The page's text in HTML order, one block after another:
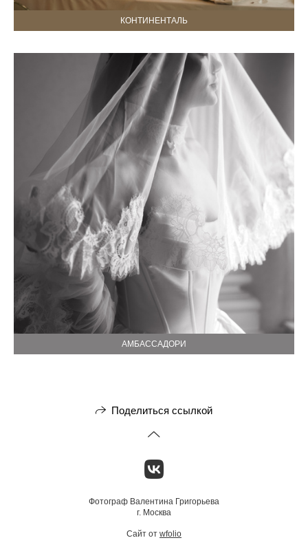
КОНТИНЕНТАЛЬ
АМБАССАДОРИ
Поделиться ссылкой
Фотограф Валентина Григорьева
г. Москва
Сайт от wfolio